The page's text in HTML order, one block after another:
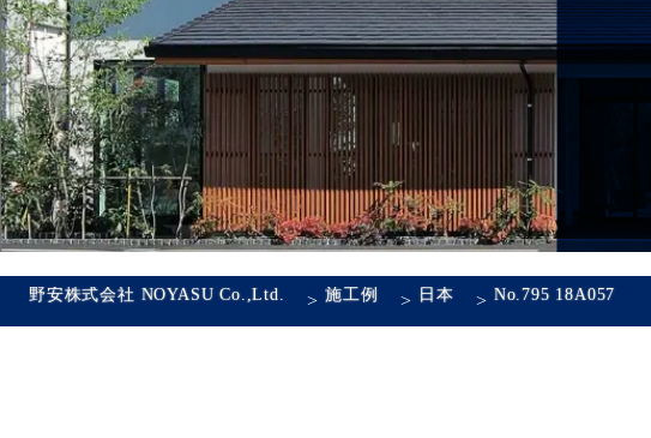
野安株式会社 NOYASU Co.,Ltd. >施工例 > 日本 > No.795 18A057